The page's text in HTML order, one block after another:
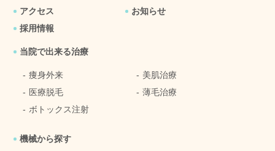
アクセス
お知らせ
採用情報
当院で出来る治療
痩身外来
美肌治療
医療脱毛
薄毛治療
ボトックス注射
機械から探す